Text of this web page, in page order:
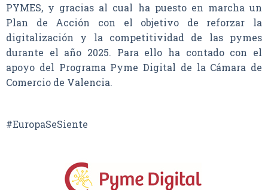
PYMES, y gracias al cual ha puesto en marcha un
Plan de Acción con el objetivo de reforzar la
digitalización y la competitividad de las pymes
durante el año 2025. Para ello ha contado con el
apoyo del Programa Pyme Digital de la Cámara de
Comercio de Valencia.
#EuropaSeSiente